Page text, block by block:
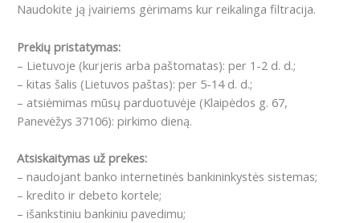
Naudokite ją įvairiems gėrimams kur reikalinga filtracija.
Prekių pristatymas:
– Lietuvoje (kurjeris arba paštomatas): per 1-2 d. d.;
– kitas šalis (Lietuvos paštas): per 5-14 d. d.;
– atsiėmimas mūsų parduotuvėje (Klaipėdos g. 67,
Panevėžys 37106): pirkimo dieną.
Atsiskaitymas už prekes:
– naudojant banko internetinės bankininkystės sistemas;
– kredito ir debeto kortele;
– išankstiniu bankiniu pavedimu;